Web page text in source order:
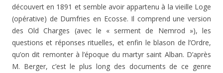
découvert en 1891 et semble avoir appartenu à la vieille Loge
(opérative) de Dumfries en Ecosse. Il comprend une version
des Old Charges (avec le « serment de Nemrod »), les
questions et réponses rituelles, et enfin le blason de l’Ordre,
qu’on dit remonter à l’époque du martyr saint Alban. D’après
M. Berger, c’est le plus long des documents de ce genre